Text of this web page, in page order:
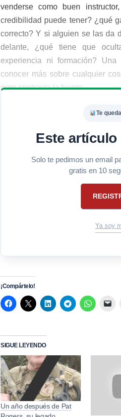
venderse como buen
credibilidad puede tener? ¿qué
correcto? Y si alguien se las da
delante, ¿qué tiene que
experiencia ni formación?
conocer más sobre cualquier
pero contrasta la fuente.
Te
Este
Solo te pedimos un email
gratis en 10
Ya soy
¡Compártelo!
SIGUE LEYENDO
Un año después de Pat